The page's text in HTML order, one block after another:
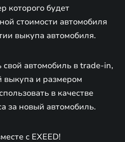
которого будет
стоимости автомобиля
выкупа автомобиля.
автомобиль в trade-in,
выкупа и размером
в качестве
за новый автомобиль.
с EXEED!